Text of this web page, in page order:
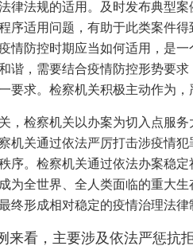
律法规的适用。及时发布典型
序适用问题，有助于此类案件
情防控时期应当如何适用，是
谐，需要结合疫情防控形势要
要求。检察机关积极主动作为
，检察机关以办案为切入点服
机关通过依法严厉打击涉疫情
序。检察机关通过依法办案稳
为全世界、全人类面临的重大
终形成相对稳定的疫情治理法律
来看，主要涉及依法严惩抗